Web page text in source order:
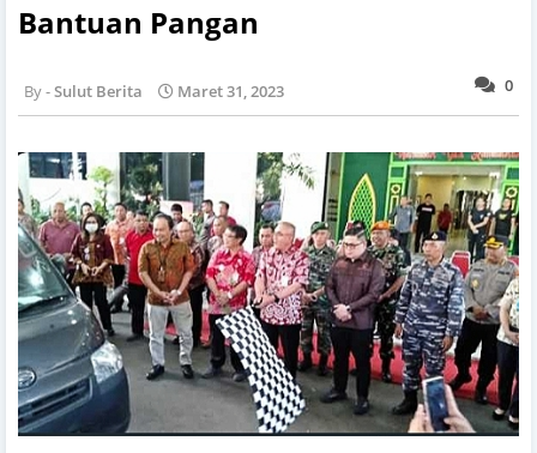
Bantuan Pangan
0
Sulut Berita Maret 31, 2023